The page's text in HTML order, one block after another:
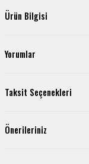
Ürün Bilgisi
Yorumlar
Taksit Seçenekleri
Önerileriniz